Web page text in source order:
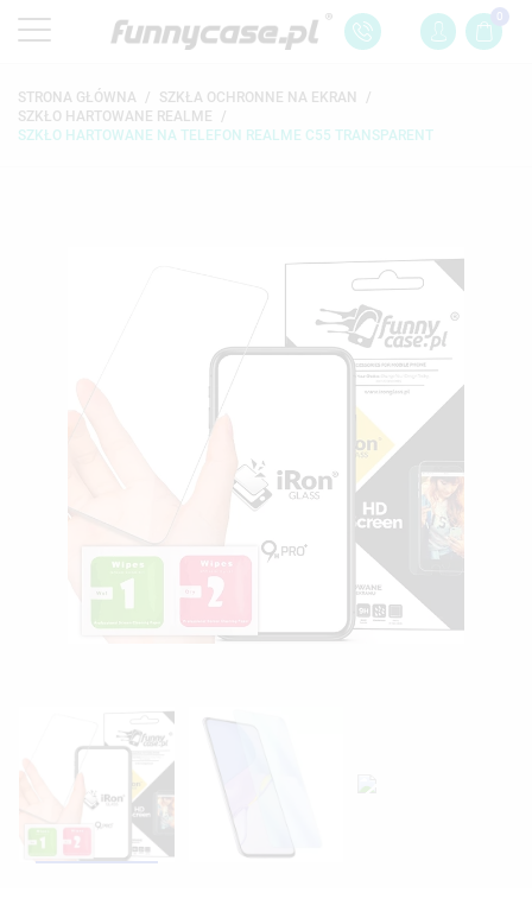
0
STRONA GŁÓWNA
SZKŁA OCHRONNE NA EKRAN
SZKŁO HARTOWANE REALME
SZKŁO HARTOWANE NA TELEFON REALME C55 TRANSPARENT